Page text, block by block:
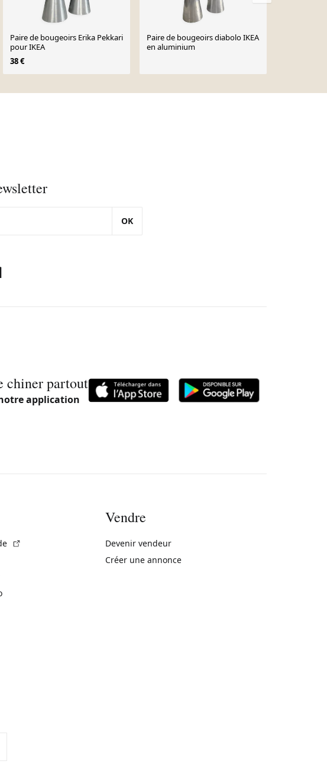
Paire de bougeoirs Erika Pekkari
pour IKEA
38 €
Paire de bougeoirs diabolo IKEA
en aluminium
OK
chiner partout
application
Vendre
Devenir vendeur
Créer une annonce